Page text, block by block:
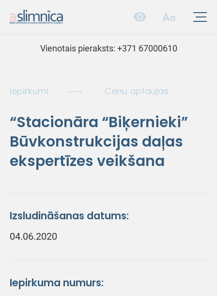
Vienotais pieraksts: +371 67000610
Iepirkumi Cenu aptaujas
“Stacionāra “Biķernieki”
Būvkonstrukcijas daļas
ekspertīzes veikšana
Izsludināšanas datums:
04.06.2020
Iepirkuma numurs: